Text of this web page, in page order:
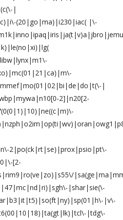
|
(20|go|ma)|i230|iac( |\-
|
2]|n20[2-
2|po(ck|rt|se)|prox|psio|pt\-
[2-
|shar|sie(\-
|v\-
|tdg\-